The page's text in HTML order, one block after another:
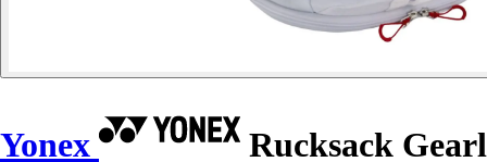
Yonex Rucksack